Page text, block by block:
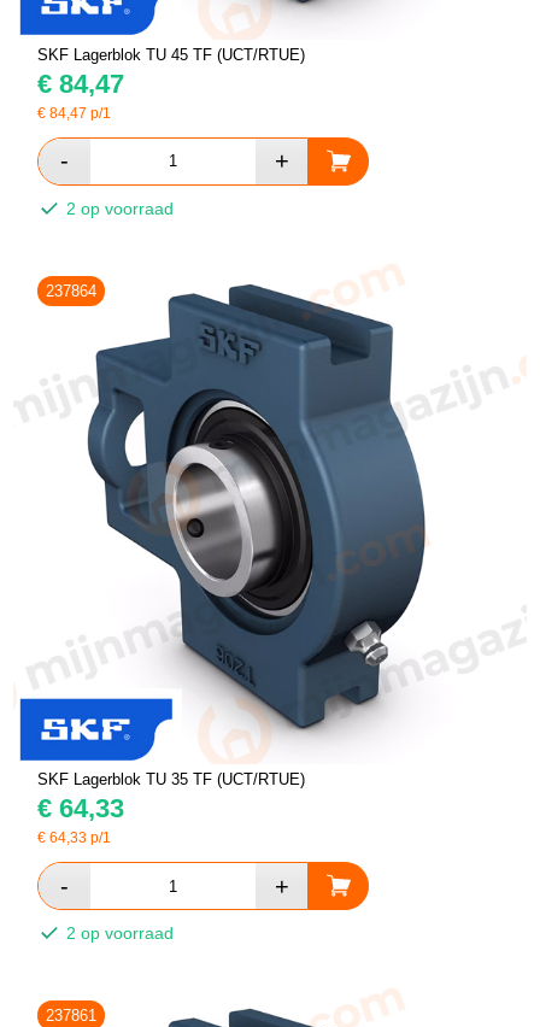
SKF Lagerblok TU 45 TF (UCT/RTUE)
€ 84,47
€84,47 p/1
2 op voorraad
237864
SKF Lagerblok TU 35 TF (UCT/RTUE)
€ 64,33
€64,33 p/1
2 op voorraad
237861